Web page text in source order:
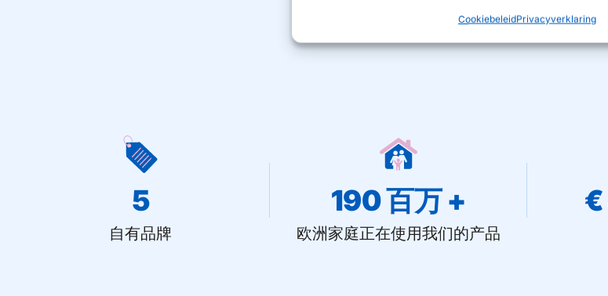
CookiebeleidPrivacyverklaring
自有品牌
5
欧洲家庭正在使用我们的产品
190 百万 + €